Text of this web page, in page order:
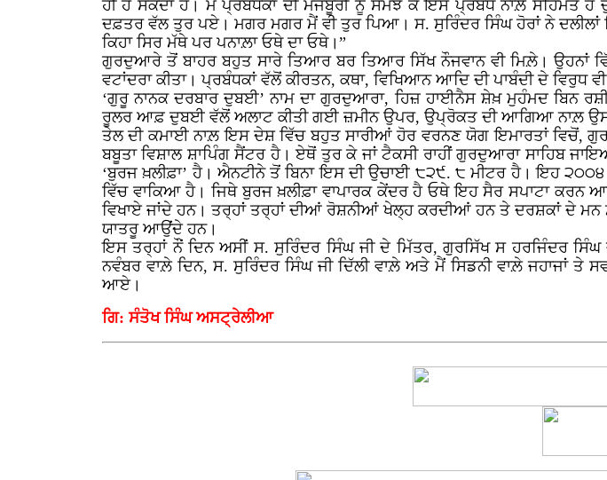
ਹੀ ਹੋ ਸਕਦਾ ਹੈ। ਮੈਂ ਪ੍ਰਬੰਧਕਾਂ ਦੀ ਮਜਬੂਰੀ ਨੂੰ ਸਮਝ ਕੇ ਇਸ ਪ੍ਰਬੰਧ ਨਾਲ਼ ਸਹਿਮਤ
ਦਫ਼ਤਰ ਵੱਲ ਤੁਰ ਪਏ। ਮਗਰ ਮਗਰ ਮੈਂ ਵੀ ਤੁਰ ਪਿਆ। ਸ. ਸੁਰਿੰਦਰ ਸਿੰਘ ਹੋਰਾਂ ਨੇ ਦਲੀਲਾਂ
ਕਿਹਾ ਸਿਰ ਮੱਥੇ ਪਰ ਪਨਾਲ਼ਾ ਓਥੇ ਦਾ ਓਥੇ।”
ਗੁਰਦੁਆਰੇ ਤੋਂ ਬਾਹਰ ਬਹੁਤ ਸਾਰੇ ਤਿਆਰ ਬਰ ਤਿਆਰ ਸਿੱਖ ਨੌਜਵਾਨ ਵੀ ਮਿਲ਼ੇ। ਉਹਨਾਂ
ਵਟਾਂਦਰਾ ਕੀਤਾ। ਪ੍ਰਬੰਧਕਾਂ ਵੱਲੋਂ ਕੀਰਤਨ, ਕਥਾ, ਵਿਖਿਆਨ ਆਦਿ ਦੀ ਪਾਬੰਦੀ ਦੇ
‘ਗੁਰੂ ਨਾਨਕ ਦਰਬਾਰ ਦੁਬਈ’ ਨਾਮ ਦਾ ਗੁਰਦੁਆਰਾ, ਹਿਜ਼ ਹਾਈਨੈਸ ਸ਼ੇਖ਼ ਮੁਹੰਮਦ
ਰੂਲਰ ਆਫ਼ ਦੁਬਈ ਵੱਲੋਂ ਅਲਾਟ ਕੀਤੀ ਗਈ ਜ਼ਮੀਨ ਉਪਰ, ਉਪ੍ਰੋਕਤ ਦੀ ਆਗਿਆ ਨਾਲ਼
ਤੇਲ ਦੀ ਕਮਾਈ ਨਾਲ਼ ਇਸ ਦੇਸ਼ ਵਿੱਚ ਬਹੁਤ ਸਾਰੀਆਂ ਹੋਰ ਵਰਨਣ ਯੋਗ ਇਮਾਰਤਾਂ ਵਿਚੋਂ,
ਬਬੂਤਾ ਵਿਸ਼ਾਲ ਸ਼ਾਪਿੰਗ ਸੈਂਟਰ ਹੈ। ਏਥੋਂ ਤੁਰ ਕੇ ਜਾਂ ਟੈਕਸੀ ਰਾਹੀਂ ਗੁਰਦੁਆਰਾ ਸਾਹਿਬ
‘ਬੁਰਜ ਖ਼ਲੀਫ਼ਾ’ ਹੈ। ਐਨਟੀਨੇ ਤੋਂ ਬਿਨਾ ਇਸ ਦੀ ਉਚਾਈ ੮੨੯. ੮ ਮੀਟਰ ਹੈ। ਇਹ
ਵਿੱਚ ਵਾਕਿਆ ਹੈ। ਜਿਥੇ ਬੁਰਜ ਖ਼ਲੀਫ਼ਾ ਵਾਪਾਰਕ ਕੇਂਦਰ ਹੈ ਓਥੇ ਇਹ ਸੈਰ ਸਪਾਟਾ
ਵਿਖਾਏ ਜਾਂਦੇ ਹਨ। ਤਰ੍ਹਾਂ ਤਰ੍ਹਾਂ ਦੀਆਂ ਰੋਸ਼ਨੀਆਂ ਖੇਲ੍ਹ ਕਰਦੀਆਂ ਹਨ ਤੇ ਦਰਸ਼ਕਾਂ ਦੇ
ਯਾਤਰੂ ਆਉਂਦੇ ਹਨ।
ਇਸ ਤਰ੍ਹਾਂ ਨੌਂ ਦਿਨ ਅਸੀਂ ਸ. ਸੁਰਿੰਦਰ ਸਿੰਘ ਜੀ ਦੇ ਮਿੱਤਰ, ਗੁਰਸਿੱਖ ਸ ਹਰਜਿੰਦਰ ਸਿੰਘ
ਨਵੰਬਰ ਵਾਲ਼ੇ ਦਿਨ, ਸ. ਸੁਰਿੰਦਰ ਸਿੰਘ ਜੀ ਦਿੱਲੀ ਵਾਲ਼ੇ ਅਤੇ ਮੈਂ ਸਿਡਨੀ ਵਾਲ਼ੇ ਜਹਾਜਾਂ
ਆਏ।
ਗਿ: ਸੰਤੋਖ ਸਿੰਘ ਅਸਟ੍ਰੇਲੀਆ